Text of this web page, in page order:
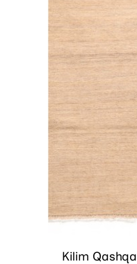
Kilim